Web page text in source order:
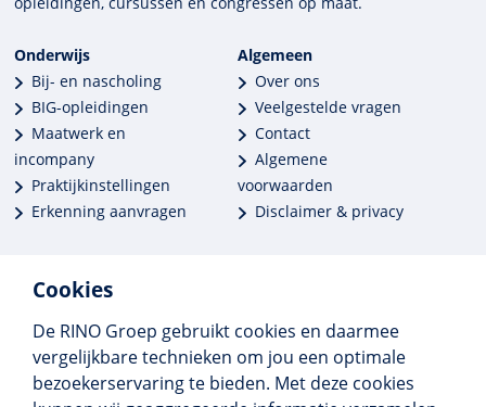
Cookies
De RINO Groep gebruikt cookies en daarmee
vergelijkbare technieken om jou een optimale
bezoekerservaring te bieden. Met deze cookies
Onderwijs
Bij- en nascholing
BIG-opleidingen
Maatwerk en
incompany
Praktijkinstellingen
Erkenning aanvragen
Algemeen
Over ons
Veelgestelde vragen
Contact
Algemene
voorwaarden
Disclaimer & privacy
Meer dan 250 opleidingen
Alle BIG-opleidingen in huis
Cedeo-erkend en CRKBO-geregistreerd